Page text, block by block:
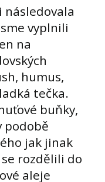
následovala
vyplnili
na
humus,
tečka.
buňky,
podobě
jak jinak
rozdělili do
aleje